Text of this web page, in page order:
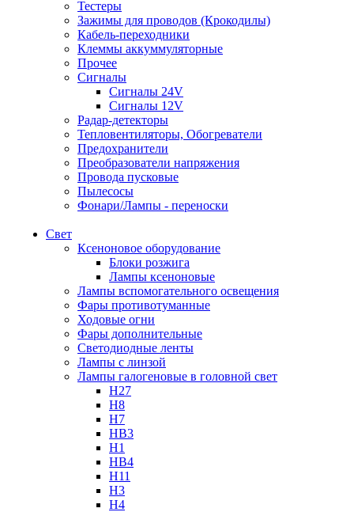
Тестеры
Зажимы для проводов (Крокодилы)
Кабель-переходники
Клеммы аккуммуляторные
Прочее
Сигналы
Сигналы 24V
Сигналы 12V
Радар-детекторы
Тепловентиляторы, Обогреватели
Предохранители
Преобразователи напряжения
Провода пусковые
Пылесосы
Фонари/Лампы - переноски
Свет
Ксеноновое оборудование
Блоки розжига
Лампы ксеноновые
Лампы вспомогательного освещения
Фары противотуманные
Ходовые огни
Фары дополнительные
Светодиодные ленты
Лампы с линзой
Лампы галогеновые в головной свет
H27
H8
H7
HB3
H1
HB4
H11
H3
H4